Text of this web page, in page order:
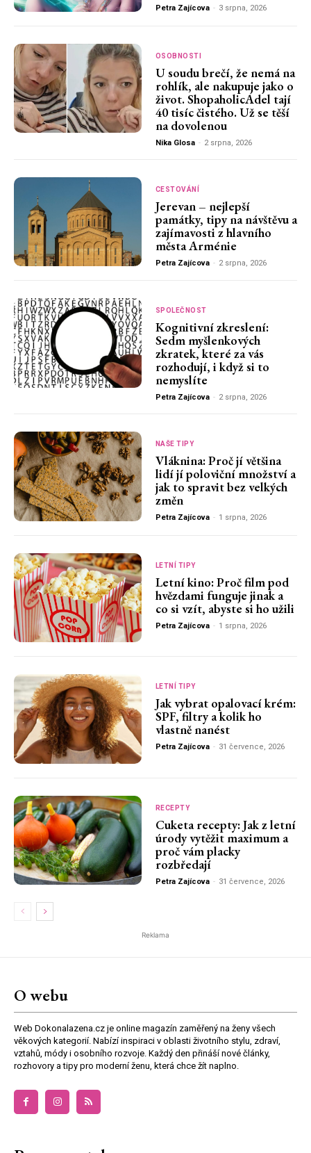
Petra Zajícova - 3 srpna, 2026
OSOBNOSTI
U soudu brečí, že nemá na
rohlík, ale nakupuje jako o
život. ShopaholicAdel tají
40 tisíc čistého. Už se těší
na dovolenou
Nika Glosa - 2 srpna, 2026
CESTOVÁNÍ
Jerevan – nejlepší
památky, tipy na návštěvu a
zajímavosti z hlavního
města Arménie
Petra Zajícova - 2 srpna, 2026
SPOLEČNOST
Kognitivní zkreslení:
Sedm myšlenkových
zkratek, které za vás
rozhodují, i když si to
nemyslíte
Petra Zajícova - 2 srpna, 2026
NAŠE TIPY
Vláknina: Proč jí většina
lidí jí poloviční množství a
jak to spravit bez velkých
změn
Petra Zajícova - 1 srpna, 2026
LETNÍ TIPY
Letní kino: Proč film pod
hvězdami funguje jinak a
co si vzít, abyste si ho užili
Petra Zajícova - 1 srpna, 2026
LETNÍ TIPY
Jak vybrat opalovací krém:
SPF, filtry a kolik ho
vlastně nanést
Petra Zajícova - 31 července, 2026
RECEPTY
Cuketa recepty: Jak z letní
úrody vytěžit maximum a
proč vám placky
rozbředají
Petra Zajícova - 31 července, 2026
Reklama
O webu
Web Dokonalazena.cz je online magazín zaměřený na ženy všech
věkových kategorií. Nabízí inspiraci v oblasti životního stylu, zdraví,
vztahů, módy i osobního rozvoje. Každý den přináší nové články,
rozhovory a tipy pro moderní ženu, která chce žít naplno.